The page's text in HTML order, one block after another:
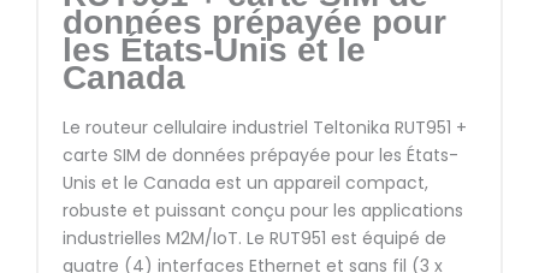
données prépayée pour
les États-Unis et le
Canada
Le routeur cellulaire industriel Teltonika RUT951 +
carte SIM de données prépayée pour les États-
Unis et le Canada est un appareil compact,
robuste et puissant conçu pour les applications
industrielles M2M/IoT. Le RUT951 est équipé de
quatre (4) interfaces Ethernet et sans fil (3 x